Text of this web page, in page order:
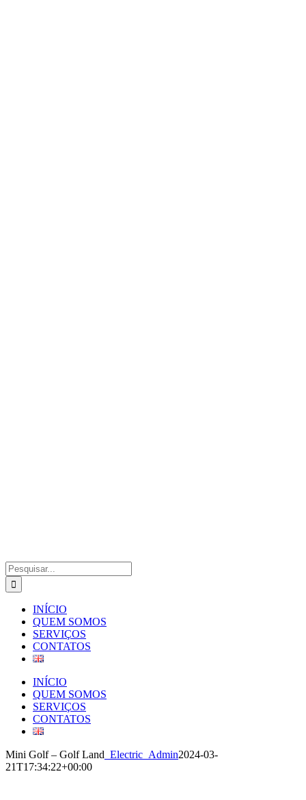
Pesquisar
INÍCIO
QUEM SOMOS
SERVIÇOS
CONTATOS
INÍCIO
QUEM SOMOS
SERVIÇOS
CONTATOS
Mini Golf – Golf Land _Electric_Admin2024-03-
21T17:34:22+00:00